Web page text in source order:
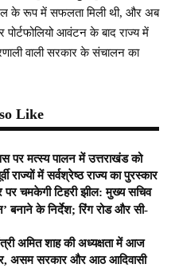
के रूप में सफलता मिली थी, और अब
आवंटन के बाद राज्य में
वाली सरकार के संचालन का
Like
पर मत्स्य पालन में उत्तराखंड को
राज्यों में सर्वश्रेष्ठ राज्य का पुरस्कार
पर चमकेगी टिहरी झील: मुख्य सचिव
बनाने के निर्देश; रिंग रोड और सी-
अमित शाह की अध्यक्षता में आज
असम सरकार और आठ आदिवासी